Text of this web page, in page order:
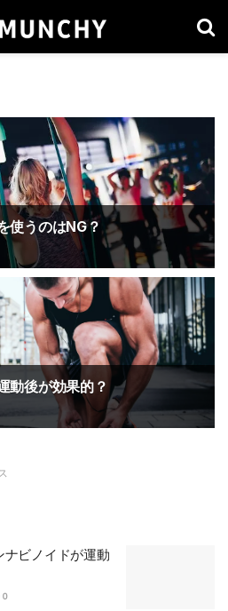
使うのはNG？
動後が効果的？
ナビノイドが運動
0